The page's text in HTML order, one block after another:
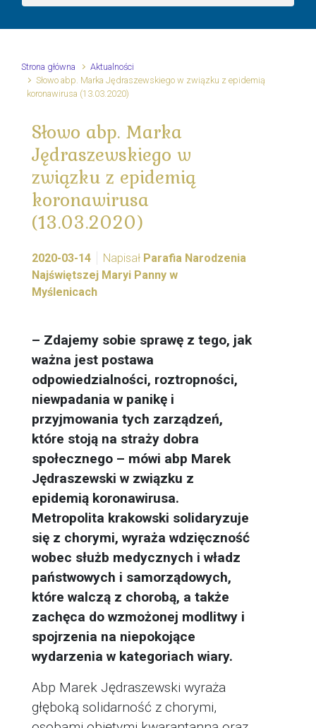
Strona główna
Aktualności
Słowo abp. Marka Jędraszewskiego w związku z epidemią
koronawirusa (13.03.2020)
Słowo abp. Marka
Jędraszewskiego w
związku z epidemią
koronawirusa
(13.03.2020)
2020-03-14 Napisał Parafia Narodzenia
Najświętszej Maryi Panny w
Myślenicach
– Zdajemy sobie sprawę z tego, jak
ważna jest postawa
odpowiedzialności, roztropności,
niewpadania w panikę i
przyjmowania tych zarządzeń,
które stoją na straży dobra
społecznego – mówi abp Marek
Jędraszewski w związku z
epidemią koronawirusa.
Metropolita krakowski solidaryzuje
się z chorymi, wyraża wdzięczność
wobec służb medycznych i władz
państwowych i samorządowych,
które walczą z chorobą, a także
zachęca do wzmożonej modlitwy i
spojrzenia na niepokojące
wydarzenia w kategoriach wiary.
Abp Marek Jędraszewski wyraża
głęboką solidarność z chorymi,